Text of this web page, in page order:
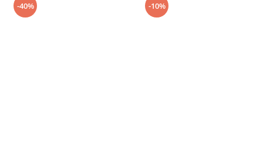
-40% -10%